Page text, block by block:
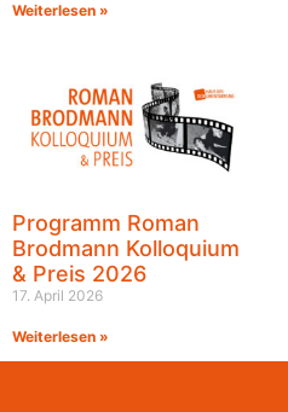
Weiterlesen »
Programm Roman
Brodmann Kolloquium
& Preis 2026
17. April 2026
Weiterlesen »